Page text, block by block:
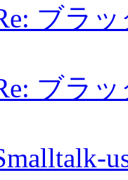
ブラ
ブラ